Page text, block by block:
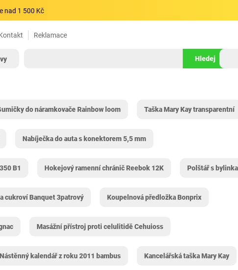
nad 1 500 Kč
Reklamace
Hledej
do náramkovače Rainbow loom Taška Mary Kay transparentní
Nabíječka do auta s konektorem 5,5 mm
B1 Hokejový ramenní chránič Reebok 12K Polštář s
cukroví Banquet 3patrový Koupelnová předložka Bonprix
Masážní přístroj proti celulitidě Cehuioss
Nástěnný kalendář z roku 2011 bambus Kancelářská taška Mary Kay